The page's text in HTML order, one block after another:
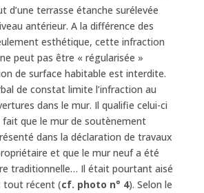
d’une terrasse étanche surélevée
antérieur. A la différence des
esthétique, cette infraction
peut pas être « régularisée »
de surface habitable est interdite.
de constat limite l’infraction au
dans le mur. Il qualifie celui-ci
fait que le mur de soutènement
dans la déclaration de travaux
et que le mur neuf a été
traditionnelle… Il était pourtant aisé
tout récent (cf. photo n° 4). Selon le